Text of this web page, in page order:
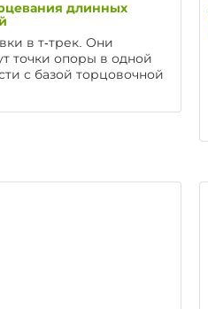
длинных
в т-трек. Они
точки опоры в одной
с базой торцовочной